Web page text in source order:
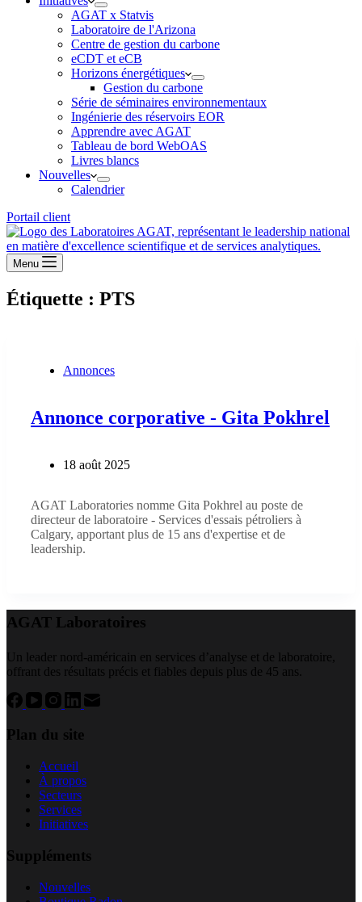
AGAT x Statvis
Laboratoire de l'Arizona
Centre de gestion du carbone
eCDT et eCB
Horizons énergétiques
Gestion du carbone
Série de séminaires environnementaux
Ingénierie des réservoirs EOR
Apprendre avec AGAT
Tableau de bord WebOAS
Livres blancs
Nouvelles
Calendrier
Portail client
Menu
Étiquette : PTS
Annonces
Annonce corporative - Gita Pokhrel
18 août 2025
AGAT Laboratories nomme Gita Pokhrel au poste de
directeur de laboratoire - Services d'essais pétroliers à
Calgary, apportant plus de 15 ans d'expertise et de
leadership.
AGAT Laboratoires
Un leader nord-américain en services d’analyse et de laboratoire,
offrant des résultats précis et fiables depuis plus de 45 ans.
Plan du site
Accueil
À propos
Secteurs
Services
Initiatives
Suppléments
Nouvelles